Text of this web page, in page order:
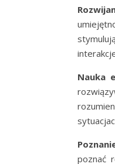
Nauka
poznać